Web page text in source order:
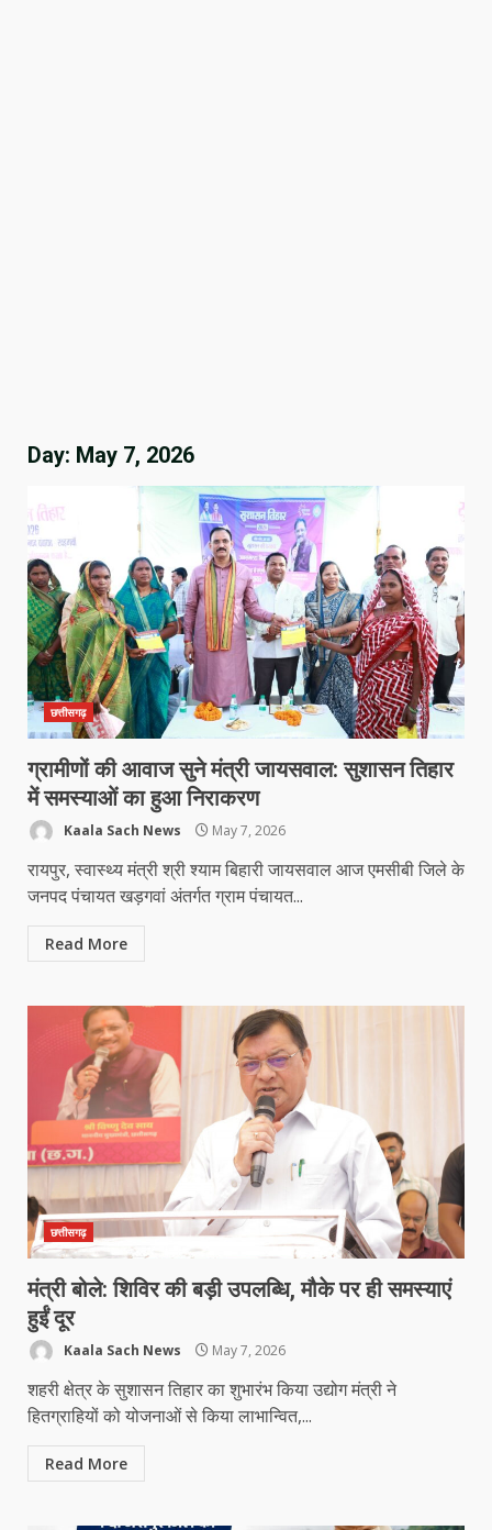
Day: May 7, 2026
छत्तीसगढ़
ग्रामीणों की आवाज सुने मंत्री जायसवाल: सुशासन तिहार
में समस्याओं का हुआ निराकरण
Kaala Sach News May 7, 2026
रायपुर, स्वास्थ्य मंत्री श्री श्याम बिहारी जायसवाल आज एमसीबी जिले के
जनपद पंचायत खड़गवां अंतर्गत ग्राम पंचायत...
Read More
छत्तीसगढ़
मंत्री बोले: शिविर की बड़ी उपलब्धि, मौके पर ही समस्याएं
हुईं दूर
Kaala Sach News May 7, 2026
शहरी क्षेत्र के सुशासन तिहार का शुभारंभ किया उद्योग मंत्री ने
हितग्राहियों को योजनाओं से किया लाभान्वित,...
Read More